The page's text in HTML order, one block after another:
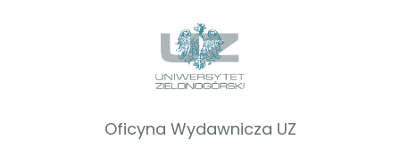
Przejdź
do
nawigacji
Przejdź
do
treści